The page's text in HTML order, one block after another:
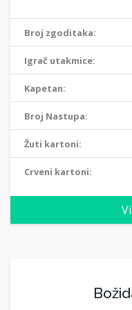
Broj zgoditaka:
Igrač utakmice:
Kapetan:
Broj Nastupa:
Žuti kartoni:
Crveni kartoni: